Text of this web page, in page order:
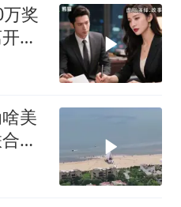
奖
，
美
国